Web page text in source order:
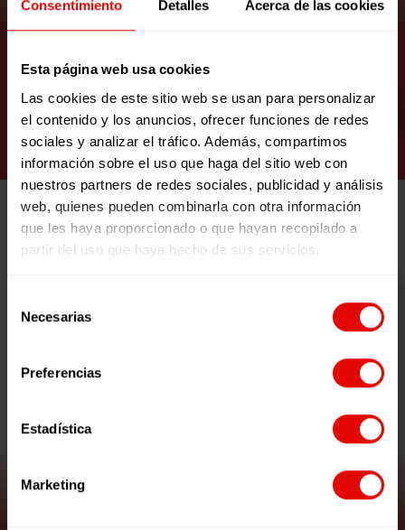
Consentimiento Detalles Acerca de las cookies
Esta página web usa cookies
Las cookies de este sitio web se usan para personalizar
el contenido y los anuncios, ofrecer funciones de redes
sociales y analizar el tráfico. Además, compartimos
información sobre el uso que haga del sitio web con
nuestros partners de redes sociales, publicidad y análisis
web, quienes pueden combinarla con otra información
que les haya proporcionado o que hayan recopilado a
partir del uso que haya hecho de sus servicios.
Necesarias
Preferencias
Estadística
Marketing
"Colorines en el mar": Finalista
Un Mundo de Cuento
VER RECURSO